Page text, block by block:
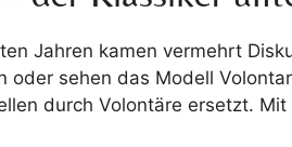
Jahren kamen vermehrt
oder sehen das Modell
durch Volontäre ersetzt.